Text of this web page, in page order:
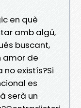
en què
amb algú,
buscant,
amor de
existís?Si
es
serà un